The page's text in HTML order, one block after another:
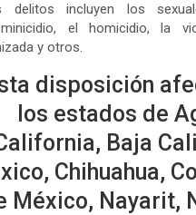
delitos incluyen los
el homicidio, la
y otros.
disposición
los estados de
Baja
Chihuahua,
México, Nayarit,